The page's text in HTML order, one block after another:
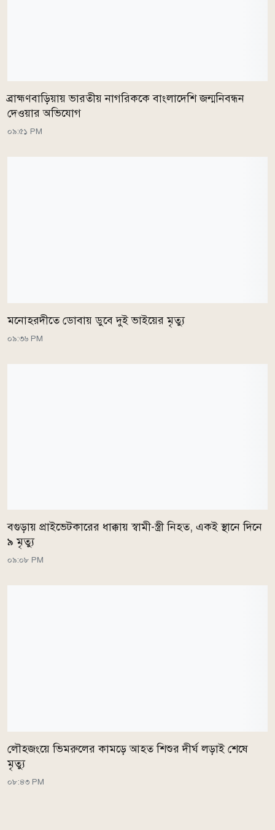
ব্রাহ্মণবাড়িয়ায় ভারতীয় নাগরিককে বাংলাদেশি জন্মনিবন্ধন
দেওয়ার অভিযোগ
০৯:৫১ PM
মনোহরদীতে ডোবায় ডুবে দুই ভাইয়ের মৃত্যু
০৯:৩৬ PM
বগুড়ায় প্রাইভেটকারের ধাক্কায় স্বামী-স্ত্রী নিহত, একই স্থানে দিনে
৯ মৃত্যু
০৯:০৮ PM
লৌহজংয়ে ভিমরুলের কামড়ে আহত শিশুর দীর্ঘ লড়াই শেষে
মৃত্যু
০৮:৪৩ PM